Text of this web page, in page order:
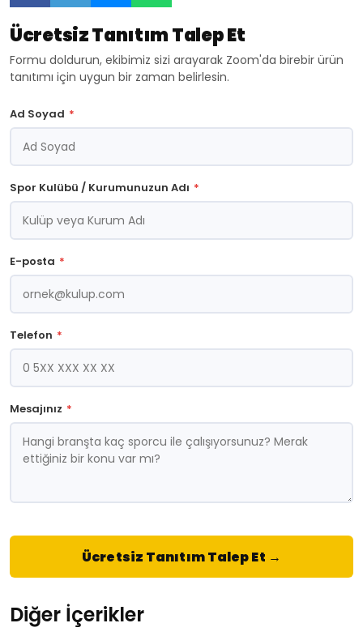
Yönetim
Programı
Nasıl
Olmalı?
Özellikler
Kriterler
Yönetim
Programı
Nasıl
Olmalı?
Özellikler
Kriterler
Yönetim
Programı
Nasıl
Olmalı?
Özellikler
Yönetim
Programı
Nasıl
Olmalı?
Özellikler
Ücretsiz Tanıtım Talep Et
Formu doldurun, ekibimiz sizi arayarak Zoom'da birebir ürün
tanıtımı için uygun bir zaman belirlesin.
Ad Soyad *
Spor Kulübü / Kurumunuzun Adı *
E-posta *
Telefon *
Mesajınız *
Ücretsiz Tanıtım Talep Et →
Diğer İçerikler